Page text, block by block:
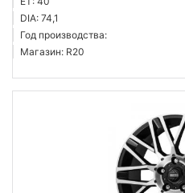
DIA: 74,1
Год производства:
Магазин: R20